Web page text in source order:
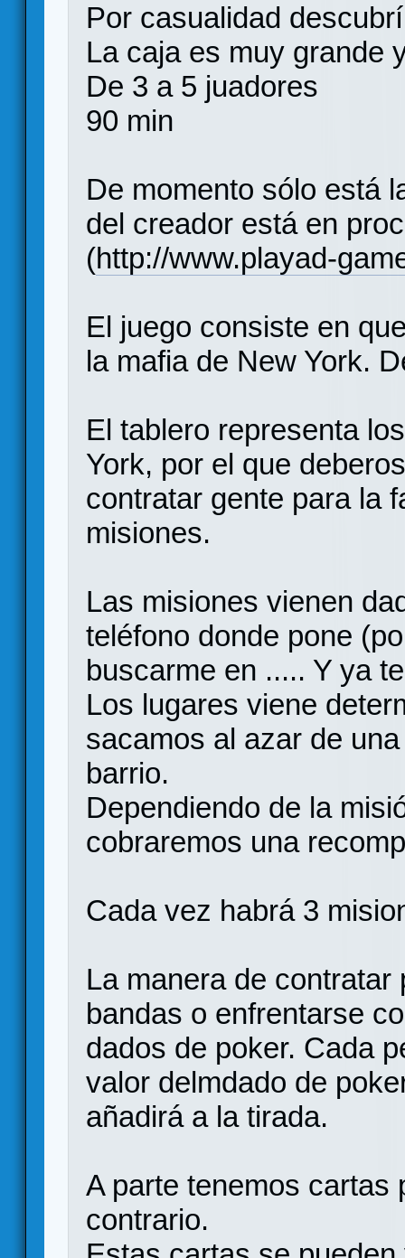
Por casualidad
La caja es muy grande
De 3 a 5 juadores
90 min
De momento sólo está
del creador está en
(http://www.playad-
El juego consiste en
la mafia de New York.
El tablero representa
York, por el que
contratar gente para la
misiones.
Las misiones vienen
teléfono donde pone
buscarme en ..... Y ya
Los lugares viene
sacamos al azar de
barrio.
Dependiendo de la
cobraremos una
Cada vez habrá 3
La manera de
bandas o enfrentarse
dados de poker. Cada
valor delmdado de
añadirá a la tirada.
A parte tenemos cartas
contrario.